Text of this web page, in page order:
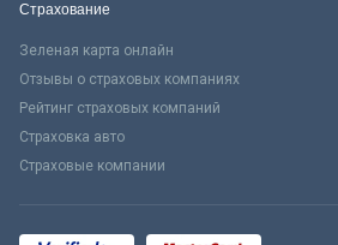
Страхование
Зеленая карта онлайн
Отзывы о страховых компаниях
Рейтинг страховых компаний
Страховка авто
Страховые компании